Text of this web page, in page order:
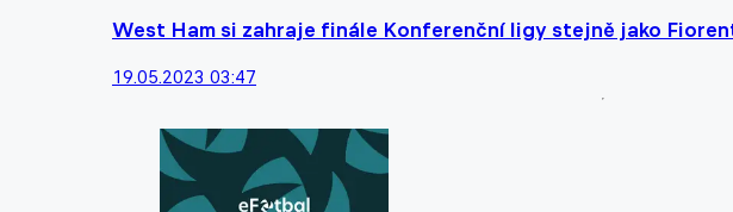
West Ham si zahraje finále Konferenční ligy stejně jako
19.05.2023 03:47